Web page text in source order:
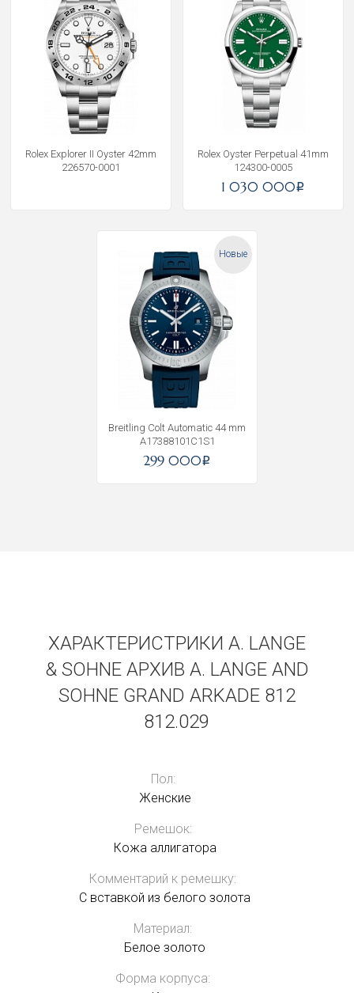
Rolex Explorer II Oyster 42mm
226570-0001
Rolex Oyster Perpetual 41mm
124300-0005
1 030 000i
Новые
Breitling Colt Automatic 44 mm
A17388101C1S1
299 000i
ХАРАКТЕРИСТРИКИ A. LANGE
& SOHNE АРХИВ A. LANGE AND
SOHNE GRAND ARKADE 812
812.029
Пол:
Женские
Ремешок:
Кожа аллигатора
Комментарий к ремешку:
С вставкой из белого золота
Материал:
Белое золото
Форма корпуса:
Получать на почту